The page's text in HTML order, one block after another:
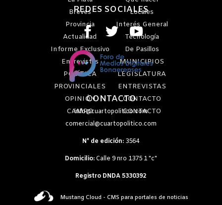
Breves
Locales
Provincia
Interés General
Actualidad
Tecnología
Informe Exclusivo
De Pasillos
Entrevistas
MUNICIPIOS
POLÍTICA
LEGISLATURA
PROVINCIALES
ENTREVISTAS
OPINIÓN
CONTACTO
CAMPO
CONTACTO
REDES SOCIALES
CONTACTO
info@cuartopolitico.com
comercial@cuartopolitico.com
N° de edición: 3564
Domicilio:Calle 9 nro 1375 1 "c"
Registro DNDA 5330392
Mustang Cloud - CMS para portales de noticias